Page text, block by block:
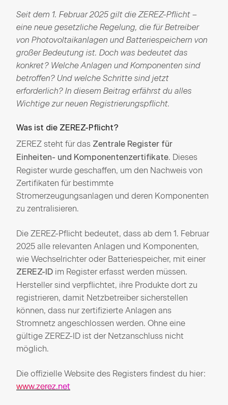
Seit dem 1. Februar 2025 gilt die ZEREZ-Pflicht –
eine neue gesetzliche Regelung, die für Betreiber
von Photovoltaikanlagen und Batteriespeichern von
großer Bedeutung ist. Doch was bedeutet das
konkret? Welche Anlagen und Komponenten sind
betroffen? Und welche Schritte sind jetzt
erforderlich? In diesem Beitrag erfährst du alles
Wichtige zur neuen Registrierungspflicht.
Was ist die ZEREZ-Pflicht?
ZEREZ steht für das Zentrale Register für
Einheiten- und Komponentenzertifikate. Dieses
Register wurde geschaffen, um den Nachweis von
Zertifikaten für bestimmte
Stromerzeugungsanlagen und deren Komponenten
zu zentralisieren.
Die ZEREZ-Pflicht bedeutet, dass ab dem 1. Februar
2025 alle relevanten Anlagen und Komponenten,
wie Wechselrichter oder Batteriespeicher, mit einer
ZEREZ-ID im Register erfasst werden müssen.
Hersteller sind verpflichtet, ihre Produkte dort zu
registrieren, damit Netzbetreiber sicherstellen
können, dass nur zertifizierte Anlagen ans
Stromnetz angeschlossen werden. Ohne eine
gültige ZEREZ-ID ist der Netzanschluss nicht
möglich.
Die offizielle Website des Registers findest du hier:
www.zerez.net